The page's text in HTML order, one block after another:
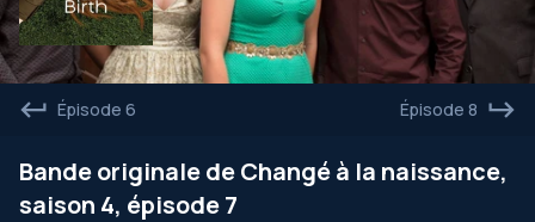
Épisode 6 Épisode 8
Bande originale de Changé à la naissance,
saison 4, épisode 7